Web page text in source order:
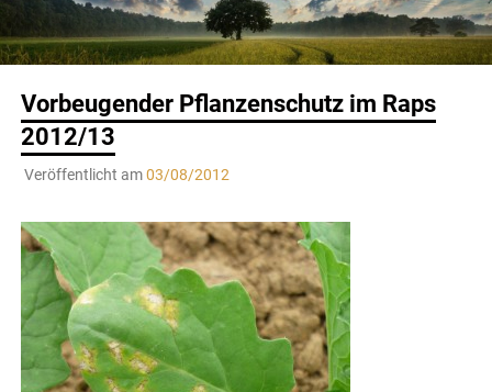
Vorbeugender Pflanzenschutz im Raps
2012/13
Veröffentlicht am03/08/2012